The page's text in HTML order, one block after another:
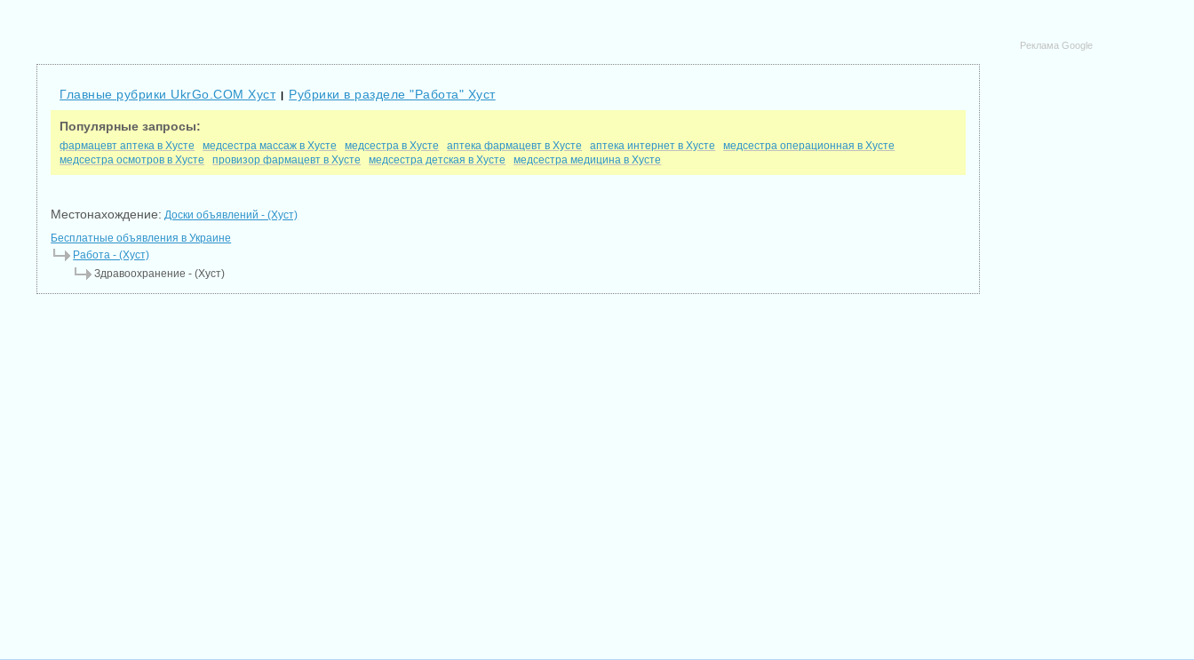
Главные рубрики UkrGo.COM Хуст | Рубрики в разделе "Работа" Хуст
Популярные запросы:
фармацевт аптека в Хусте медсестра массаж в Хусте медсестра в Хусте аптека фармацевт в Хусте аптека интернет в Хусте
медсестра операционная в Хусте
медсестра осмотров в Хусте
провизор фармацевт в Хусте медсестра детская в Хусте медсестра медицина в Хусте
Местонахождение: Доски объявлений - (Хуст)
Бесплатные объявления в Украине
Работа - (Хуст)
Здравоохранение - (Хуст)
Реклама Google